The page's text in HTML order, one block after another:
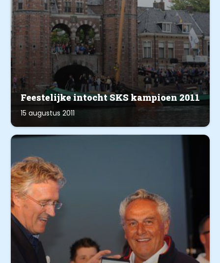
Feestelijke intocht SKS kampioen 2011
15 augustus 2011